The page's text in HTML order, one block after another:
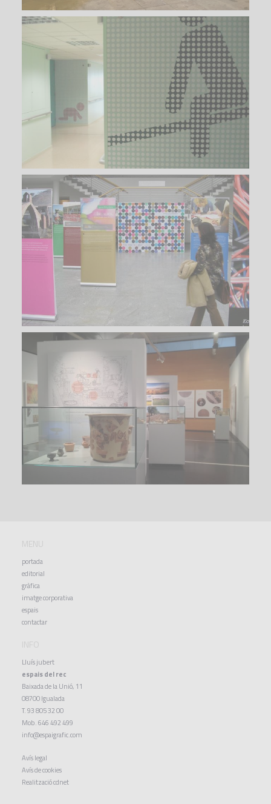
MENU
portada
editorial
gràfica
imatge corporativa
espais
contactar
INFO
Lluís jubert
espais del rec
Baixada de la Unió, 11
08700 Igualada
T. 93 805 32 00
Mob. 646 492 499
info@espaigrafic.com
Avís legal
Avís de cookies
Realitzaciócdnet